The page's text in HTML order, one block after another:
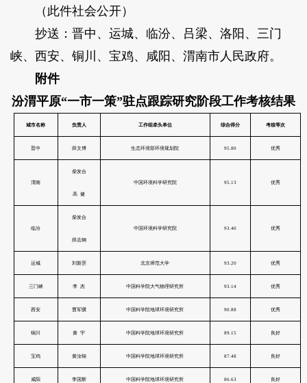
（此件社会公开）
抄送：晋中、运城、临汾、吕梁、洛阳、三门
峡、西安、铜川、宝鸡、咸阳、渭南市人民政府。
附件
汾渭平原“一市一策”驻点跟踪研究阶段工作考核结果